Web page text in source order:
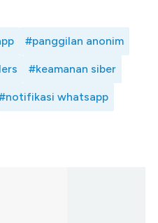
#panggilan anonim
#keamanan siber
whatsapp